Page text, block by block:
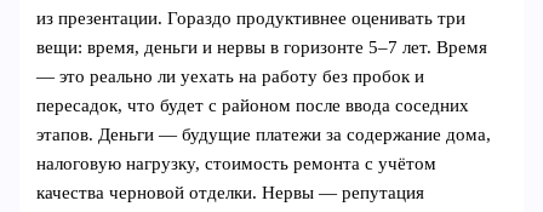
из презентации. Гораздо продуктивнее оценивать три
вещи: время, деньги и нервы в горизонте 5–7 лет. Время
— это реально ли уехать на работу без пробок и
пересадок, что будет с районом после ввода соседних
этапов. Деньги — будущие платежи за содержание дома,
налоговую нагрузку, стоимость ремонта с учётом
качества черновой отделки. Нервы — репутация